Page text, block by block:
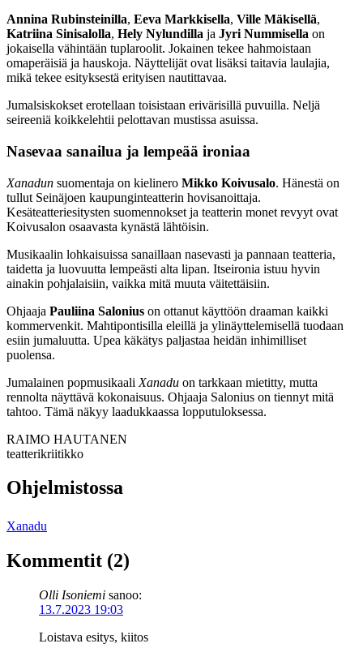
Annina Rubinsteinilla, Eeva Markkisella, Ville Mäkisellä,
Katriina Sinisalolla, Hely Nylundilla ja Jyri Nummisella on
jokaisella vähintään tuplaroolit. Jokainen tekee hahmoistaan
omaperäisiä ja hauskoja. Näyttelijät ovat lisäksi taitavia laulajia,
mikä tekee esityksestä erityisen nautittavaa.
Jumalsiskokset erotellaan toisistaan erivärisillä puvuilla. Neljä
seireeniä koikkelehtii pelottavan mustissa asuissa.
Nasevaa sanailua ja lempeää ironiaa
Xanadun suomentaja on kielinero Mikko Koivusalo. Hänestä on
tullut Seinäjoen kaupunginteatterin hovisanoittaja.
Kesäteatteriesitysten suomennokset ja teatterin monet revyyt ovat
Koivusalon osaavasta kynästä lähtöisin.
Musikaalin lohkaisuissa sanaillaan nasevasti ja pannaan teatteria,
taidetta ja luovuutta lempeästi alta lipan. Itseironia istuu hyvin
ainakin pohjalaisiin, vaikka mitä muuta väitettäisiin.
Ohjaaja Pauliina Salonius on ottanut käyttöön draaman kaikki
kommervenkit. Mahtipontisilla eleillä ja ylinäyttelemisellä tuodaan
esiin jumaluutta. Upea käkätys paljastaa heidän inhimilliset
puolensa.
Jumalainen popmusikaali Xanadu on tarkkaan mietitty, mutta
rennolta näyttävä kokonaisuus. Ohjaaja Salonius on tiennyt mitä
tahtoo. Tämä näkyy laadukkaassa lopputuloksessa.
RAIMO HAUTANEN
teatterikriitikko
Ohjelmistossa
Xanadu
Kommentit (2)
Olli Isoniemi sanoo:
13.7.2023 19:03
Loistava esitys, kiitos